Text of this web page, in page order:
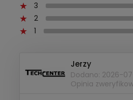
3
2
1
Jerzy
Dodano: 2026-
Opinia